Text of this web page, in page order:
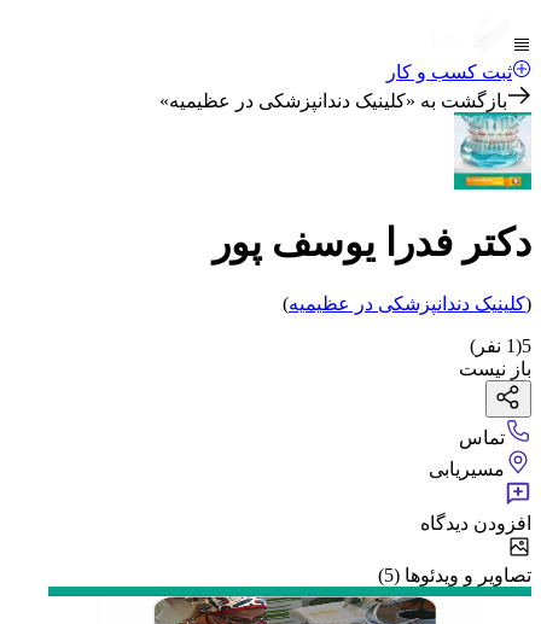
ثبت کسب و کار
بازگشت به «کلینیک دندانپزشکی در عظیمیه»
دکتر فدرا یوسف پور
(کلینیک دندانپزشکی در عظیمیه)
5
(
1 نفر)
باز نیست
تماس
مسیریابی
افزودن دیدگاه
تصاویر و ویدئوها (5)